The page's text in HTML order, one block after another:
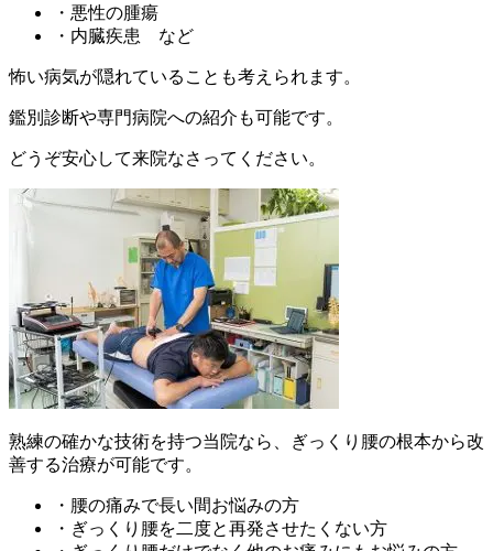
・悪性の腫瘍
・内臓疾患 など
怖い病気が隠れていることも考えられます。
鑑別診断や専門病院への紹介も可能です。
どうぞ安心して来院なさってください。
熟練の確かな技術を持つ当院なら、ぎっくり腰の根本から改
善する治療が可能です。
・腰の痛みで長い間お悩みの方
・ぎっくり腰を二度と再発させたくない方